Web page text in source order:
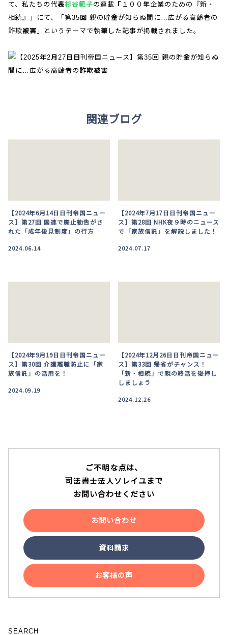
説明動画
YouTube
て、私たちの代表杉谷範子の連載「１００年企業のための『新・
相続』」にて、「第35回 親の貯金が知らぬ間に…広がる高齢者の
詐欺被害」というテーマで執筆した記事が掲載されました。
関連ブログ
【2024年6月14日日刊帝国ニュー
ス】第27回 国連で廃止勧告がさ
れた「成年後見制度」の行方
2024.06.14
【2024年7月17日日刊帝国ニュー
ス】第28回 NHK夜９時のニュース
で「家族信託」を解説しました！
2024.07.17
【2024年9月19日日刊帝国ニュー
ス】第30回 介護離職防止に「家
族信託」の活用を！
2024.09.19
【2024年12月26日日刊帝国ニュー
ス】第33回 帰省がチャンス！
「新・相続」で親の終活を後押し
しましょう
2024.12.26
ご不明な点は、
司法書士法人ソレイユまで
お問い合わせください
お問い合わせ
資料請求
お客様の声
SEARCH